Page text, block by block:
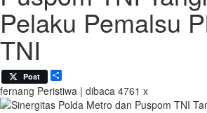
Pelaku Pemalsu
TNI
Post
fernang Peristiwa | dibaca 4761 x